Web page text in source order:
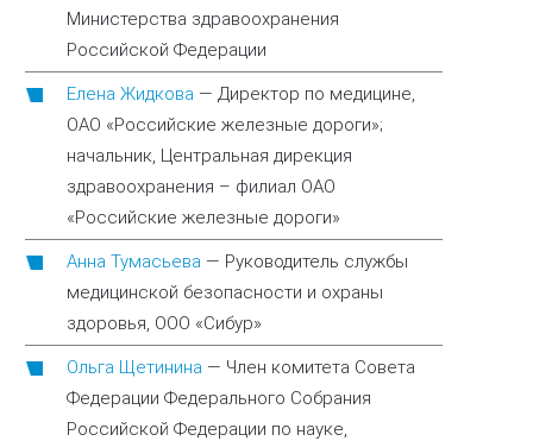
Министерства здравоохранения
Российской Федерации
Елена Жидкова — Директор по медицине,
ОАО «Российские железные дороги»;
начальник, Центральная дирекция
здравоохранения – филиал ОАО
«Российские железные дороги»
Анна Тумасьева — Руководитель службы
медицинской безопасности и охраны
здоровья, ООО «Сибур»
Ольга Щетинина — Член комитета Совета
Федерации Федерального Собрания
Российской Федерации по науке,